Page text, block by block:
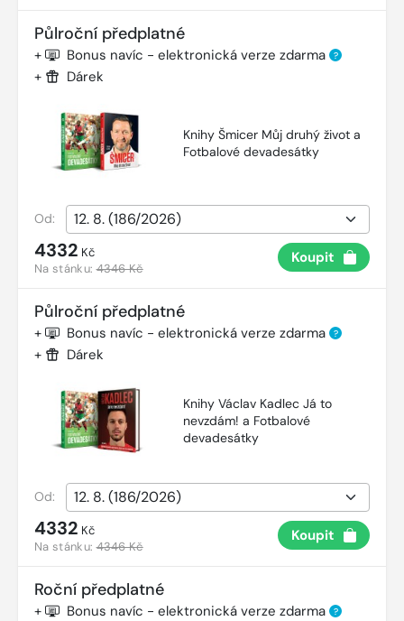
Půlroční předplatné
+ Bonus navíc - elektronická verze zdarma ?
+ Dárek
Knihy Šmicer Můj druhý život a
Fotbalové devadesátky
Od:
4332 Kč
Na stánku:4346 Kč
Koupit
Půlroční předplatné
+ Bonus navíc - elektronická verze zdarma ?
+ Dárek
Knihy Václav Kadlec Já to
nevzdám! a Fotbalové
devadesátky
Od:
4332 Kč
Na stánku:4346 Kč
Koupit
Roční předplatné
+ Bonus navíc - elektronická verze zdarma ?